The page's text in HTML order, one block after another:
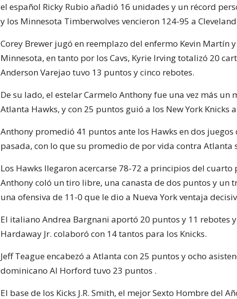
el español Ricky Rubio añadió 16 unidades y un récord
y los Minnesota Timberwolves vencieron 124-95 a
Corey Brewer jugó en reemplazo del enfermo Kevin Martín
Minnesota, en tanto por los Cavs, Kyrie Irving totalizó 20
Anderson Varejao tuvo 13 puntos y cinco rebotes.
De su lado, el estelar Carmelo Anthony fue una vez más un
Atlanta Hawks, y con 25 puntos guió a los New York Knicks
Anthony promedió 41 puntos ante los Hawks en dos
pasada, con lo que su promedio de por vida contra Atlanta
Los Hawks llegaron acercarse 78-72 a principios del cuarto
Anthony coló un tiro libre, una canasta de dos puntos y un
una ofensiva de 11-0 que le dio a Nueva York ventaja
El italiano Andrea Bargnani aportó 20 puntos y 11 rebotes
Hardaway Jr. colaboró con 14 tantos para los Knicks.
Jeff Teague encabezó a Atlanta con 25 puntos y ocho
dominicano Al Horford tuvo 23 puntos .
El base de los Kicks J.R. Smith, el mejor Sexto Hombre del